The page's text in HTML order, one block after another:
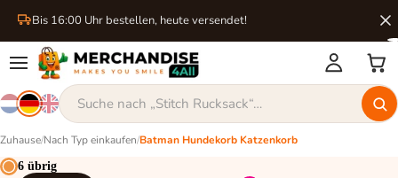
Bis 16:00 Uhr bestellen, heute versendet!
Zuhause/Nach Typ einkaufen/Batman Hundekorb Katzenkorb
6 übrig